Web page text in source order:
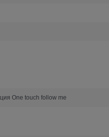
One touch follow me